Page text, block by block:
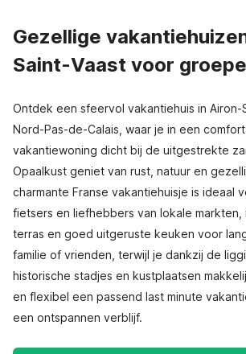
Gezellige
Saint-Vaast voor
Ontdek een sfeervol vakantiehuis in Airon-
Nord-Pas-de-Calais, waar je in een
vakantiewoning dicht bij de uitgestrekte
Opaalkust geniet van rust, natuur en
charmante Franse vakantiehuisje is ideaal
fietsers en liefhebbers van lokale markten,
terras en goed uitgeruste keuken voor
familie of vrienden, terwijl je dankzij de
historische stadjes en kustplaatsen
en flexibel een passend last minute
een ontspannen verblijf.